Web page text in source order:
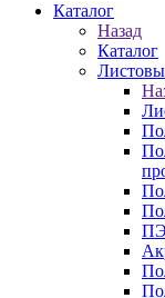
Каталог
Назад
Каталог